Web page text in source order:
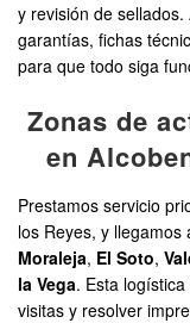
y revisión de
garantías, fichas
para que todo siga
Zonas de
en
Prestamos servicio
los Reyes, y
Moraleja, El Soto,
la Vega. Esta
visitas y resolver